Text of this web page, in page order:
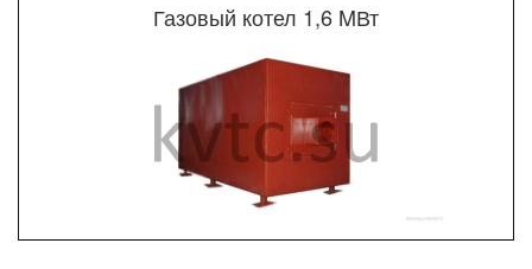
Газовый котел 1,6 MВт